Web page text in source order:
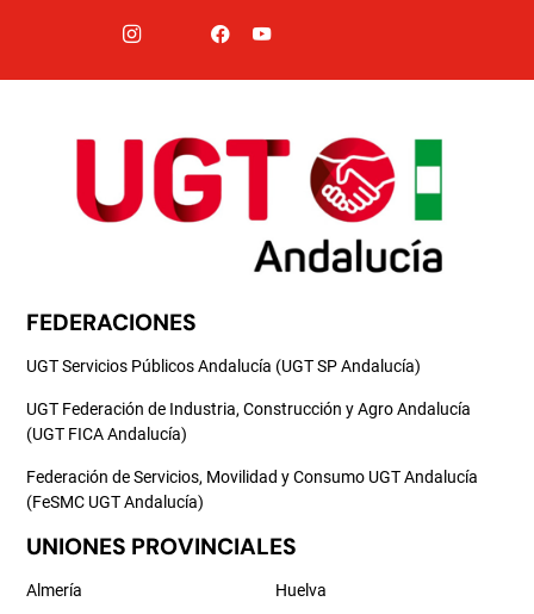
FEDERACIONES
UGT Servicios Públicos Andalucía (UGT SP Andalucía)
UGT Federación de Industria, Construcción y Agro Andalucía
(UGT FICA Andalucía)
Federación de Servicios, Movilidad y Consumo UGT Andalucía
(FeSMC UGT Andalucía)
UNIONES PROVINCIALES
Almería Huelva